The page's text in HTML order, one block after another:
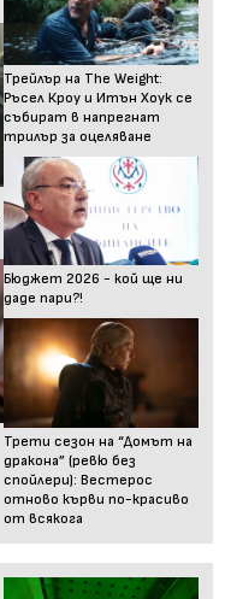
Трейлър на The Weight:
Ръсел Кроу и Итън Хоук се
събират в напрегнат
трилър за оцеляване
Бюджет 2026 - кой ще ни
даде пари?!
Трети сезон на “Домът на
дракона” (ревю без
спойлери): Вестерос
отново кърви по-красиво
от всякога